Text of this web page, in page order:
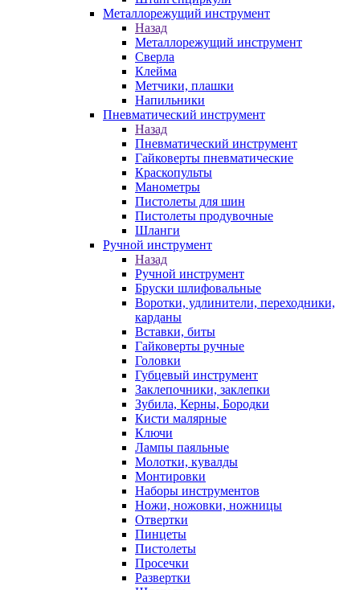
Металлорежущий инструмент
Назад
Металлорежущий инструмент
Сверла
Клейма
Метчики, плашки
Напильники
Пневматический инструмент
Назад
Пневматический инструмент
Гайковерты пневматические
Краскопульты
Манометры
Пистолеты для шин
Пистолеты продувочные
Шланги
Ручной инструмент
Назад
Ручной инструмент
Бруски шлифовальные
Воротки, удлинители, переходники,
карданы
Вставки, биты
Гайковерты ручные
Головки
Губцевый инструмент
Заклепочники, заклепки
Зубила, Керны, Бородки
Кисти малярные
Ключи
Лампы паяльные
Молотки, кувалды
Монтировки
Наборы инструментов
Ножи, ножовки, ножницы
Отвертки
Пинцеты
Пистолеты
Просечки
Развертки